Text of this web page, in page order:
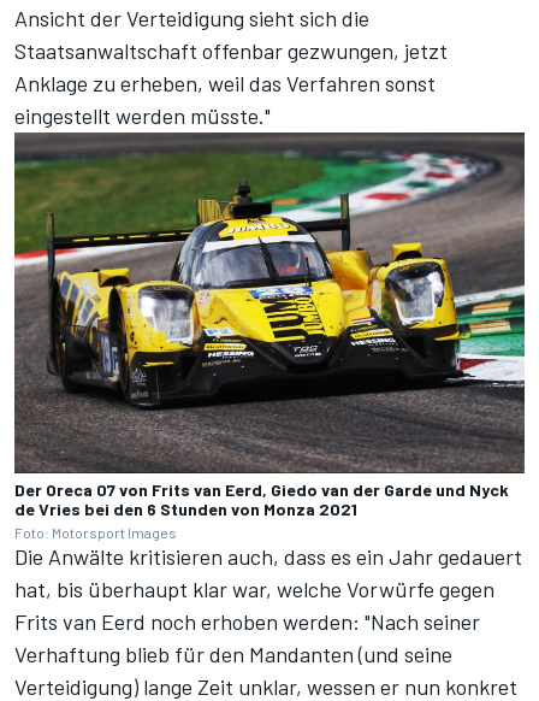
Ansicht der Verteidigung sieht sich die
Staatsanwaltschaft offenbar gezwungen, jetzt
Anklage zu erheben, weil das Verfahren sonst
eingestellt werden müsste."
Der Oreca 07 von Frits van Eerd, Giedo van der Garde und Nyck
de Vries bei den 6 Stunden von Monza 2021
Foto: Motorsport Images
Die Anwälte kritisieren auch, dass es ein Jahr gedauert
hat, bis überhaupt klar war, welche Vorwürfe gegen
Frits van Eerd noch erhoben werden: "Nach seiner
Verhaftung blieb für den Mandanten (und seine
Verteidigung) lange Zeit unklar, wessen er nun konkret